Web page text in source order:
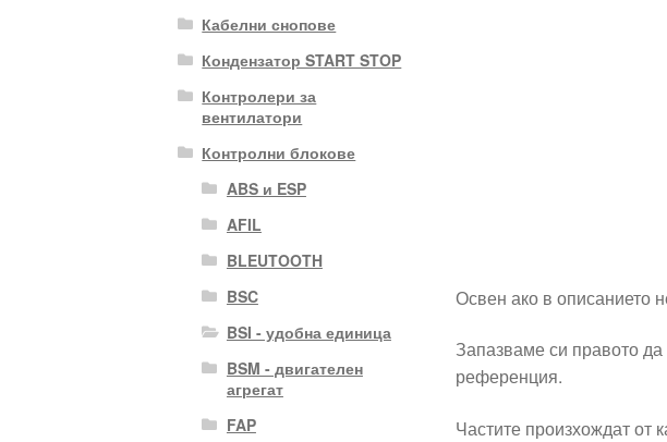
Освен ако в описанието
Запазваме си правото
референция.
Частите произхождат от
Кабелни снопове
Кондензатор START STOP
Контролери за
вентилатори
Контролни блокове
ABS и ESP
AFIL
BLEUTOOTH
BSC
BSI - удобна единица
BSM - двигателен
агрегат
FAP